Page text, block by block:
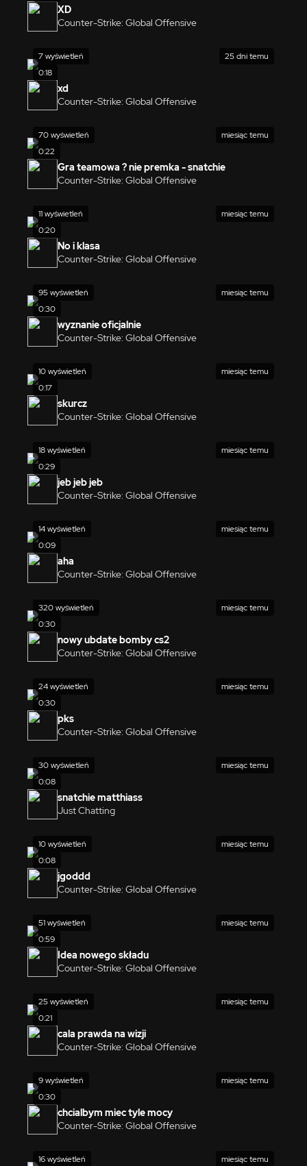
XD
Counter-Strike: Global Offensive
0:18
7 wyświetleń 25 dni temu
xd
Counter-Strike: Global Offensive
0:22
70 wyświetleń miesiąc temu
Gra teamowa ? nie premka - snatchie
Counter-Strike: Global Offensive
0:20
11 wyświetleń miesiąc temu
No i klasa
Counter-Strike: Global Offensive
0:30
95 wyświetleń miesiąc temu
wyznanie oficjalnie
Counter-Strike: Global Offensive
0:17
10 wyświetleń miesiąc temu
skurcz
Counter-Strike: Global Offensive
0:29
18 wyświetleń miesiąc temu
jeb jeb jeb
Counter-Strike: Global Offensive
0:09
14 wyświetleń miesiąc temu
aha
Counter-Strike: Global Offensive
0:30
320 wyświetleń miesiąc temu
nowy ubdate bomby cs2
Counter-Strike: Global Offensive
0:30
24 wyświetleń miesiąc temu
pks
Counter-Strike: Global Offensive
0:08
30 wyświetleń miesiąc temu
snatchie matthiass
Just Chatting
0:08
10 wyświetleń miesiąc temu
jgoddd
Counter-Strike: Global Offensive
0:59
51 wyświetleń miesiąc temu
Idea nowego składu
Counter-Strike: Global Offensive
0:21
25 wyświetleń miesiąc temu
cala prawda na wizji
Counter-Strike: Global Offensive
0:30
9 wyświetleń miesiąc temu
chcialbym miec tyle mocy
Counter-Strike: Global Offensive
16 wyświetleń miesiąc temu